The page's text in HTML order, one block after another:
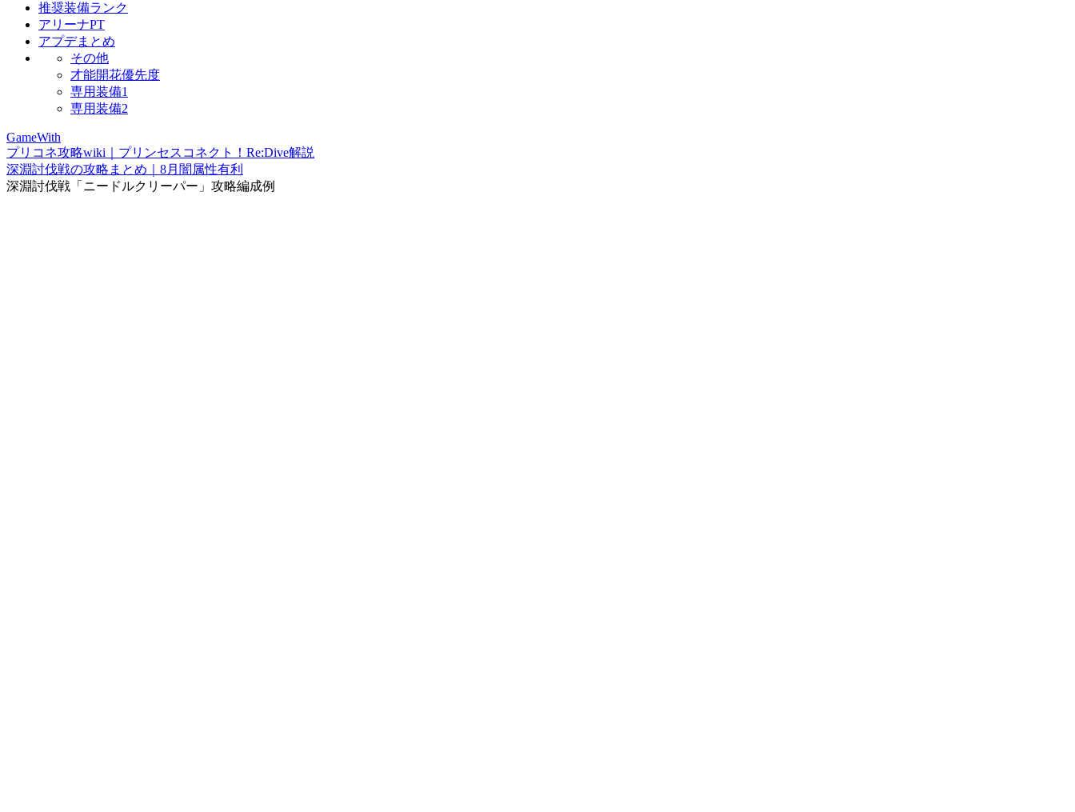
推奨装備ランク
アリーナPT
アプデまとめ
その他
才能開花優先度
専用装備1
専用装備2
GameWith
プリコネ攻略wiki｜プリンセスコネクト！Re:Dive解説
深淵討伐戦の攻略まとめ｜8月闇属性有利
深淵討伐戦「ニードルクリーパー」攻略編成例